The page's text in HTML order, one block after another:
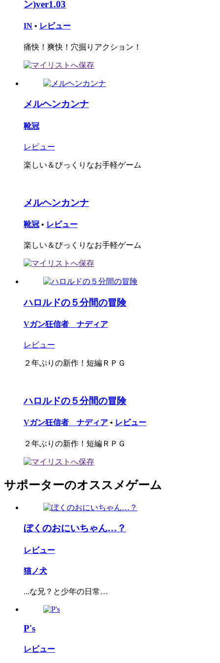
ン)ver1.03
IN • レビュー
痛快！爽快！穴掘りアクション！
メルヘンカンナ
靴冠
レビュー
楽しい＆びっくりなお手軽ゲーム
メルヘンカンナ
靴冠 • レビュー
楽しい＆びっくりなお手軽ゲーム
ハロルドの５分間の冒険
Vガン狂信者 ナディア
レビュー
２年ぶりの新作！短編ＲＰＧ
ハロルドの５分間の冒険
Vガン狂信者 ナディア • レビュー
２年ぶりの新作！短編ＲＰＧ
サポーターのオススメゲーム
ぼくのおにいちゃん…？
レビュー
猫ノ犬
...な兄？と少年の日常…
P's
レビュー